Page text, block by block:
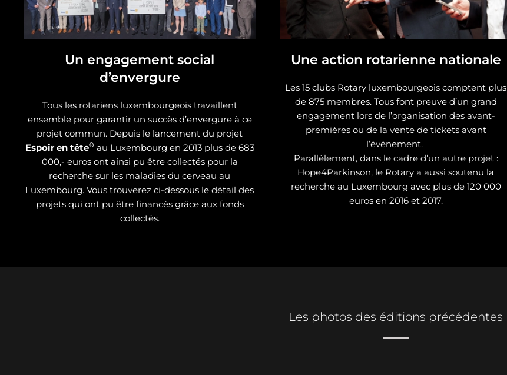
Un engagement social
d’envergure
Tous les rotariens luxembourgeois travaillent
ensemble pour garantir un succès d’envergure à ce
projet commun. Depuis le lancement du projet
Espoir en tête®au Luxembourg en 2013 plus de 683
000,- euros ont ainsi pu être collectés pour la
recherche sur les maladies du cerveau au
Luxembourg. Vous trouverez ci-dessous le détail des
projets qui ont pu être financés grâce aux fonds
collectés.
Une action rotarienne nationale
Les 15 clubs Rotary luxembourgeois comptent plus
de 875 membres. Tous font preuve d’un grand
engagement lors de l’organisation des avant-
premières ou de la vente de tickets avant
l’événement.
Parallèlement, dans le cadre d’un autre projet :
Hope4Parkinson, le Rotary a aussi soutenu la
recherche au Luxembourg avec plus de 120 000
euros en 2016 et 2017.
Les photos des éditions précédentes